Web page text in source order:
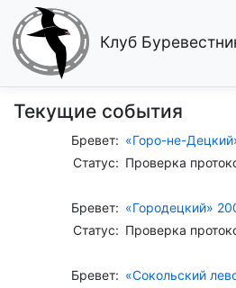
Клуб
Текущие события
Бревет: «Горо-не-
Статус: Проверка
Бревет: «Городецкий»
Статус: Проверка
Бревет: «Сокольский